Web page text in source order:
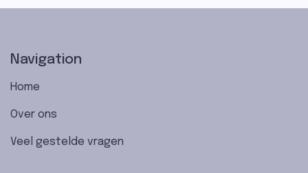
Navigation
Home
Over ons
Veel gestelde vragen